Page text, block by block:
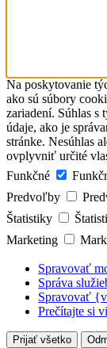
Na poskytovanie
ako sú súbory
zariadení. Súhlas s
údaje, ako je
stránke. Nesúhlas
ovplyvniť určité
Funkčné
Predvoľby
Štatistiky
Marketing
Spravovať
Správa
Spravovať
Prečítajte si
Prijať všetko